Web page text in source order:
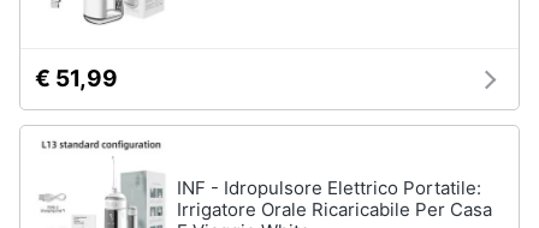
€ 51,99
INF - Idropulsore Elettrico Portatile:
Irrigatore Orale Ricaricabile Per Casa